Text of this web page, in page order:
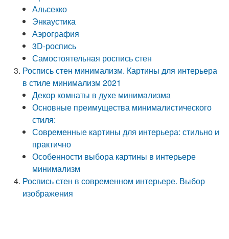
Альсекко
Энкаустика
Аэрография
3D-роспись
Самостоятельная роспись стен
Роспись стен минимализм. Картины для интерьера
в стиле минимализм 2021
Декор комнаты в духе минимализма
Основные преимущества минималистического
стиля:
Современные картины для интерьера: стильно и
практично
Особенности выбора картины в интерьере
минимализм
Роспись стен в современном интерьере. Выбор
изображения